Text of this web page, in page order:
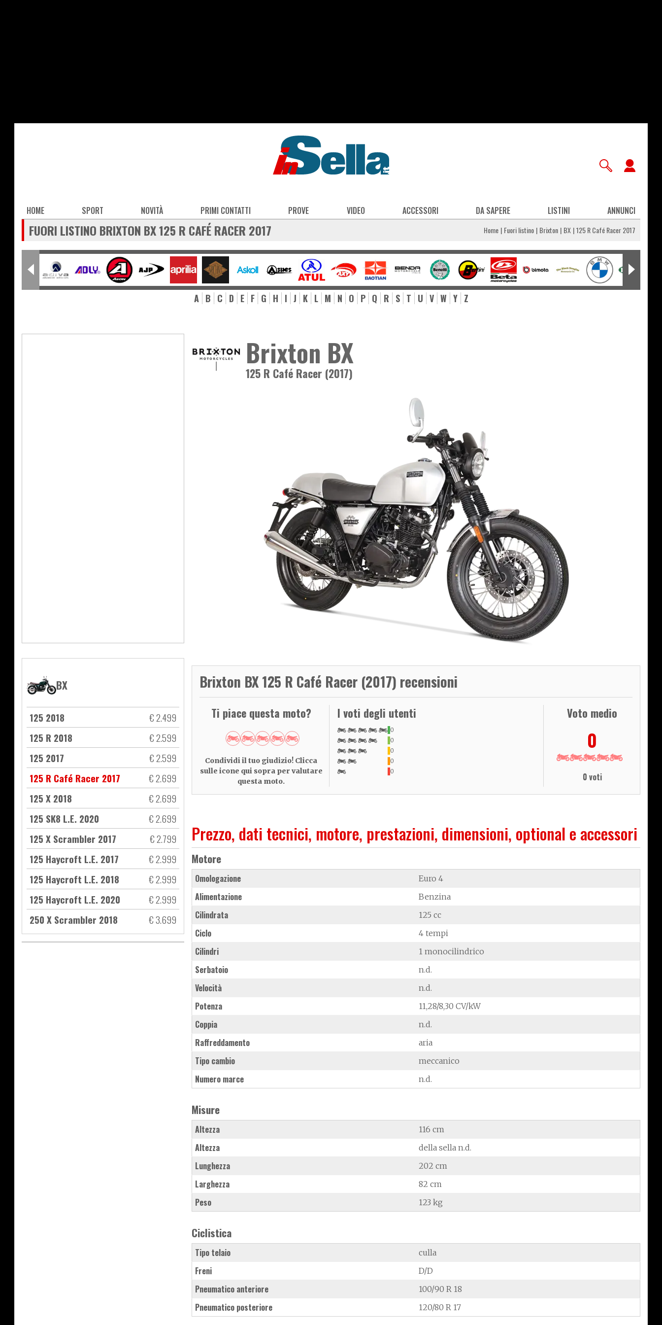
Main
navigation
HOME SPORT NOVITÀ PRIMI CONTATTI PROVE VIDEO ACCESSORI DA SAPERE LISTINI ANNUNCI
FUORI LISTINO BRIXTON BX 125 R CAFÉ RACER 2017 Home Fuori listino Brixton BX 125 R Café Racer 2017
A B C D E F G H I J K L M N O P Q R S T U V W Y Z
BX
125 2018
€ 2.499
125 R 2018
€ 2.599
125 2017
€ 2.599
125 R Café Racer 2017
€ 2.699
125 X 2018
€ 2.699
125 SK8 L.E. 2020
€ 2.699
125 X Scrambler 2017
€ 2.799
125 Haycroft L.E. 2017
€ 2.999
125 Haycroft L.E. 2018
€ 2.999
125 Haycroft L.E. 2020
€ 2.999
250 X Scrambler 2018
€ 3.699
Brixton BX
125 R Café Racer (2017)
Brixton BX 125 R Café Racer (2017) recensioni
Ti piace questa moto?
Condividi il tuo giudizio! Clicca
sulle icone qui sopra per valutare
questa moto.
I voti degli utenti
0
0
0
0
0
Voto medio
0
0 voti
Prezzo, dati tecnici, motore, prestazioni, dimensioni, optional e accessori
Motore
Omologazione Euro 4
Alimentazione Benzina
Cilindrata 125 cc
Ciclo 4 tempi
Cilindri 1 monocilindrico
Serbatoio n.d.
Velocità n.d.
Potenza 11,28/8,30 CV/kW
Coppia n.d.
Raffreddamento aria
Tipo cambio meccanico
Numero marce n.d.
Misure
Altezza 116 cm
Altezza della sella n.d.
Lunghezza 202 cm
Larghezza 82 cm
Peso 123 kg
Ciclistica
Tipo telaio culla
Freni D/D
Pneumatico anteriore 100/90 R 18
Pneumatico posteriore 120/80 R 17